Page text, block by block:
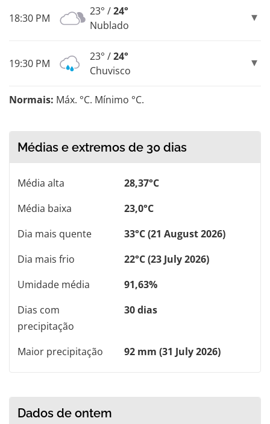
18:30 PM
23° /24°
Nublado
19:30 PM
23° /24°
Chuvisco
Normais: Máx. °C. Mínimo °C.
Médias e extremos de 30 dias
Média alta
28,37°C
Média baixa
23,0°C
Dia mais quente
33°C (21 August 2026)
Dia mais frio
22°C (23 July 2026)
Umidade média
91,63%
Dias com
precipitação
30 dias
Maior precipitação 92 mm (31 July 2026)
Dados de ontem